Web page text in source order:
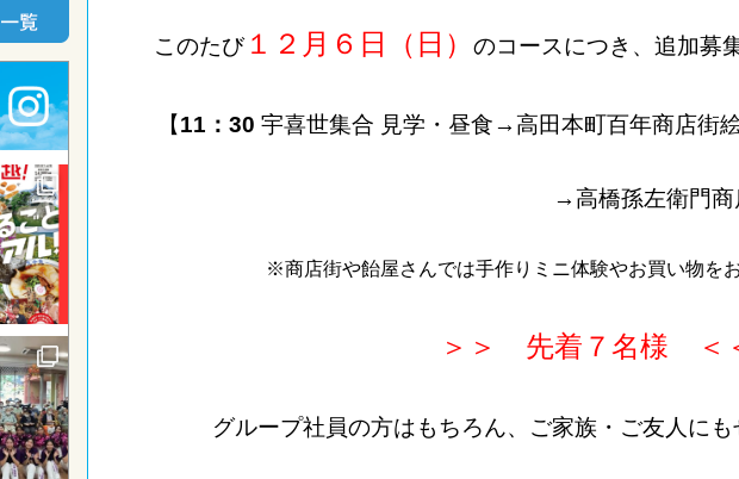
このたび１２月６日（日） のコースにつき、追加募
【11：30 宇喜世集合 見学・昼食→高田本町
→高橋孫左衛門商店→宇
※商店街や飴屋さんでは手作りミニ体験やお買い物を
＞＞ 先着７名様 ＜
グループ社員の方はもちろん、ご家族・ご友人にも